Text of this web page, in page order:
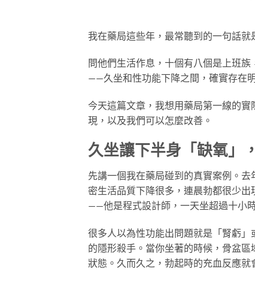
我在藥局這些年，最常聽到的一句話就
問他們生活作息，十個有八個是上班
——久坐和性功能下降之間，確實存在
今天這篇文章，我想用藥局第一線的
現，以及我們可以怎麼改善。
久坐讓下半身「缺氧」
先講一個我在藥局碰到的真實案例。
密生活品質下降很多，連晨勃都很少
——他是程式設計師，一天坐超過十小
很多人以為性功能出問題就是「腎虧
的隱形殺手。當你坐著的時候，骨盆
狀態。久而久之，勃起時的充血反應